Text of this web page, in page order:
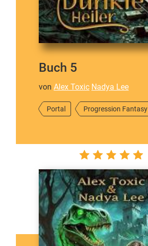
Buch 5
von Alex Toxic Nadya Lee
Portal Progression Fantasy